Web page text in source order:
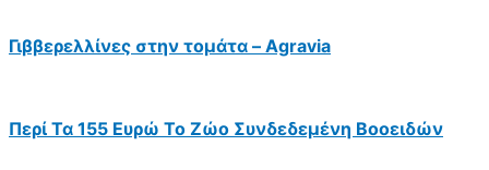
Γιββερελλίνες στην τομάτα – Agravia
Περί Τα 155 Ευρώ Το Ζώο Συνδεδεμένη Βοοειδών